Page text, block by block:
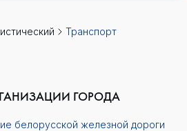
Транспорт
ГОРОДА
белорусской железной дороги